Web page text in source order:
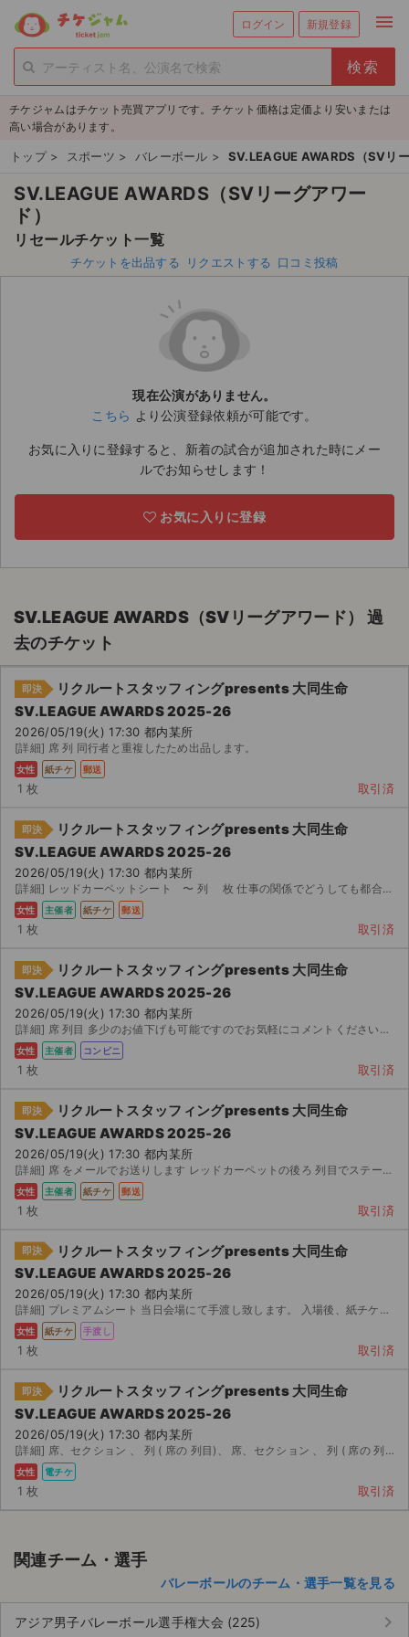
ログイン 新規登録 menu
person_add 新規会員登録
チケットを探す
新着チケット
値下げしたチケット
都道府県からチケットを探す
もうすぐ開催のチケット
チケットのリクエスト一覧
ライブ・コンサート（国内）
ライブ・コンサート（海外）
ご利用ガイド
ご利用ガイド
手数料・お支払い方法
AIに質問する
よくある質問
サイト情報
チケットジャム運営会社
プライバシーポリシー
特定商取引法に基づく表記
公演登録依頼
不正転売禁止法について
チケットジャムの取り組み
音楽情報
チケジャムはチケット売買アプリです。チケット価格は定価より安いまたは
高い場合があります。
トップ > スポーツ > バレーボール > SV.LEAGUE AWARDS（SVリ
SV.LEAGUE AWARDS（SVリーグアワー
ド）
リセールチケット一覧
チケットを出品する リクエストする 口コミ投稿
現在公演がありません。
こちら より公演登録依頼が可能です。
お気に入りに登録すると、新着の試合が追加された時にメー
ルでお知らせします！
お気に入りに登録
SV.LEAGUE AWARDS（SVリーグアワード） 過
去のチケット
即決
リクルートスタッフィングpresents 大同生命
SV.LEAGUE AWARDS 2025-26
2026/05/19(火) 17:30 都内某所
[詳細] 席 列 同行者と重複したため出品します。
女性 紙チケ 郵送
1 枚 取引済
即決
リクルートスタッフィングpresents 大同生命
SV.LEAGUE AWARDS 2025-26
2026/05/19(火) 17:30 都内某所
[詳細] レッドカーペットシート 〜 列 枚 仕事の関係でどうしても都合がつかなくなってしまったため、...
女性 主催者 紙チケ 郵送
1 枚 取引済
即決
リクルートスタッフィングpresents 大同生命
SV.LEAGUE AWARDS 2025-26
2026/05/19(火) 17:30 都内某所
[詳細] 席 列目 多少のお値下げも可能ですのでお気軽にコメントください。 をお送りし...
女性 主催者 コンビニ
1 枚 取引済
即決
リクルートスタッフィングpresents 大同生命
SV.LEAGUE AWARDS 2025-26
2026/05/19(火) 17:30 都内某所
[詳細] 席 をメールでお送りします レッドカーペットの後ろ 列目でステージも見やすい...
女性 主催者 紙チケ 郵送
1 枚 取引済
即決
リクルートスタッフィングpresents 大同生命
SV.LEAGUE AWARDS 2025-26
2026/05/19(火) 17:30 都内某所
[詳細] プレミアムシート 当日会場にて手渡し致します。 入場後、紙チケットに書かれております個人情報等...
女性 紙チケ 手渡し
1 枚 取引済
即決
リクルートスタッフィングpresents 大同生命
SV.LEAGUE AWARDS 2025-26
2026/05/19(火) 17:30 都内某所
[詳細] 席、セクション 、 列 ( 席の 列目)、 席、セクション 、 列 ( 席の 列目...
女性 電チケ
1 枚 取引済
関連チーム・選手
バレーボールのチーム・選手一覧を見る
アジア男子バレーボール選手権大会 (225) keyboard_arrow_right